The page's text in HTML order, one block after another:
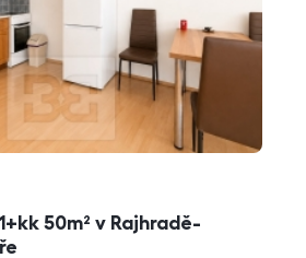
50m² v Rajhradě-